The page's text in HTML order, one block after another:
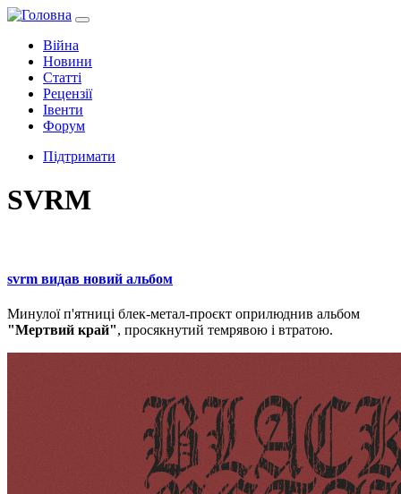
Війна
Новини
Статті
Рецензії
Івенти
Форум
Підтримати
SVRM
svrm видав новий альбом
Минулої п'ятниці блек-метал-проєкт оприлюднив альбом
"Мертвий край", просякнутий темрявою і втратою.